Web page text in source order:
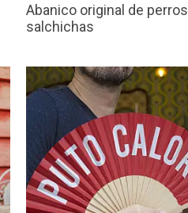
Abanico original de perros
salchichas